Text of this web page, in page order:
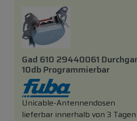
Gad 610 29440061
10db Programmierbar
Unicable-Antennendosen
lieferbar innerhalb von 3 Tagen